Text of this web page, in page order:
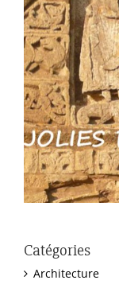
Catégories
Architecture